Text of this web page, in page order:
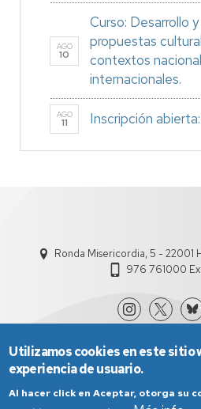
AGO
10
Curso: Desarrollo
propuestas
contextos
internacionales.
AGO
11 Inscripción
Ronda Misericordia, 5 - 22001
976 761000
Utilizamos cookies en este sitio
experiencia de usuario.
Al hacer click en Aceptar, otorga su